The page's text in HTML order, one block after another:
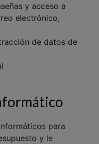
y acceso a
electrónico,
de datos de
para
y le